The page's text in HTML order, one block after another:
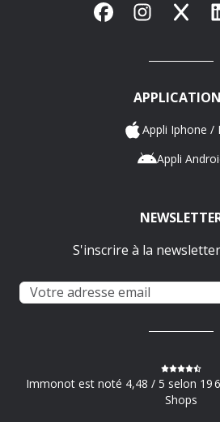
FacebookInstagram
X
Appli Iphone /
Appli
S'inscrire à la
Immonot est noté 4,48 / 5 selon 19
Shops